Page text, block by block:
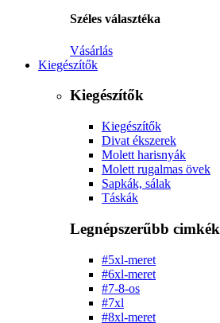
Széles választéka
Vásárlás
Kiegészítők
Kiegészítők
Kiegészítők
Divat ékszerek
Molett harisnyák
Molett rugalmas övek
Sapkák, sálak
Táskák
Legnépszerűbb cimkék
#5xl-meret
#6xl-meret
#7-8-os
#7xl
#8xl-meret